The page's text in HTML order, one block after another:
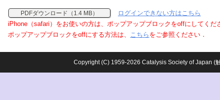
PDFダウンロード（1.4 MB）
ログインできない方はこちら
iPhone（safari）をお使いの方は、ポップアップブロックをoffにしてくだ
ポップアップブロックをoffにする方法は、 こちら をご参照ください．
Copyright (C) 1959-2026 Catalysis Society of Japan (